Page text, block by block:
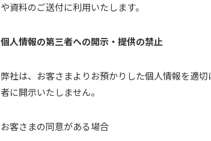
や資料のご送付に利用いたします。
個人情報の第三者への開示・提供の禁止
弊社は、お客さまよりお預かりした個人情報を適
者に開示いたしません。
お客さまの同意がある場合